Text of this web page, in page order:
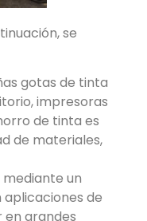
se
gotas de tinta
impresoras
de tinta es
de materiales,
un
de
en grandes